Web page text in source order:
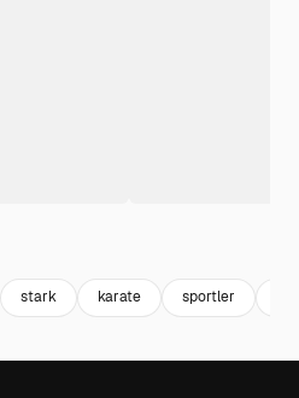
stark karate sportler